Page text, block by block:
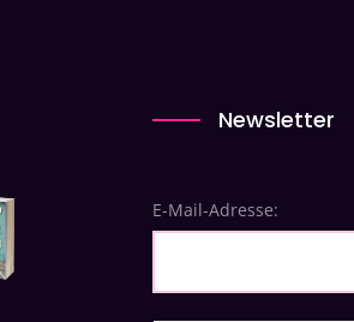
Newsletter
E-Mail-Adresse: